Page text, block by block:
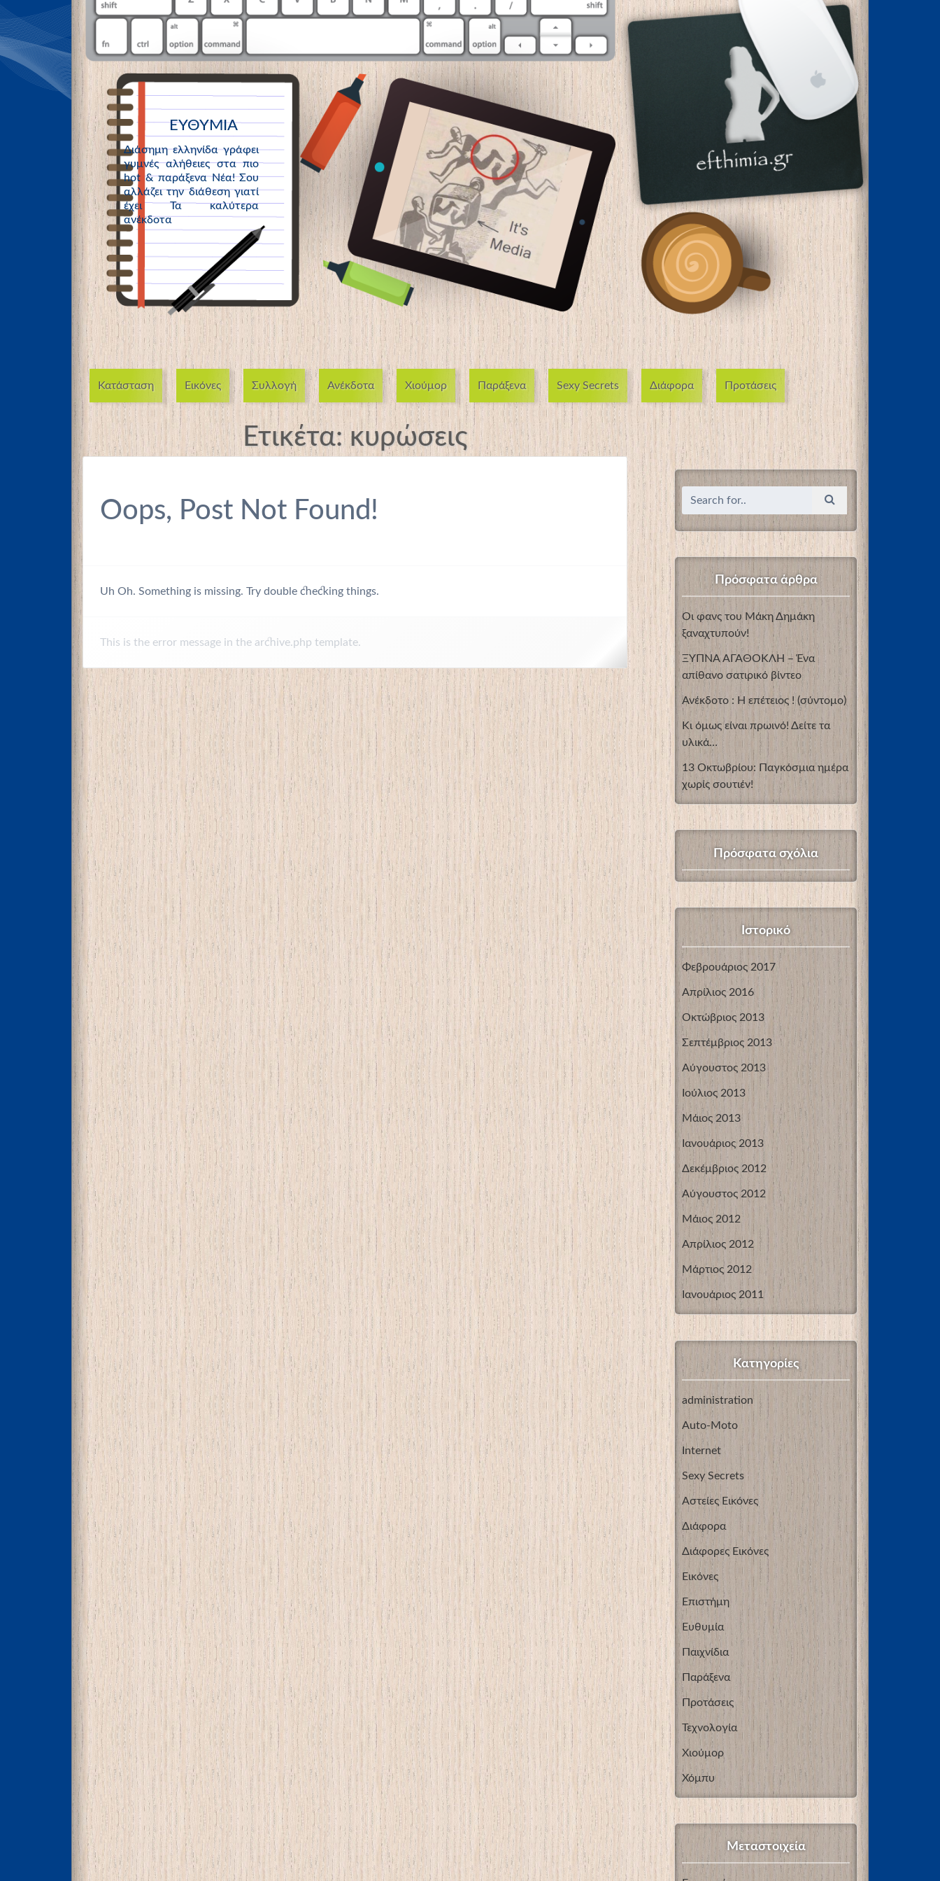
ΕΥΘΥΜΙΑ
Διάσημη ελληνίδα γράφει
γυμνές αλήθειες στα πιο
hot & παράξενα Νέα! Σου
αλλάζει την διάθεση γιατί
έχει Τα καλύτερα
ανέκδοτα
Κατάσταση Εικόνες Συλλογή Ανέκδοτα Χιούμορ Παράξενα Sexy Secrets Διάφορα Προτάσεις
Ετικέτα:κυρώσεις
Oops, Post Not Found!
Uh Oh. Something is missing. Try double checking things.
This is the error message in the archive.php template.
Πρόσφατα άρθρα
Οι φανς του Μάκη Δημάκη
ξαναχτυπούν!
ΞΥΠΝΑ ΑΓΑΘΟΚΛΗ – Ένα
απίθανο σατιρικό βίντεο
Ανέκδοτο : Η επέτειος ! (σύντομο)
Κι όμως είναι πρωινό! Δείτε τα
υλικά…
13 Οκτωβρίου: Παγκόσμια ημέρα
χωρίς σουτιέν!
Πρόσφατα σχόλια
Ιστορικό
Φεβρουάριος 2017
Απρίλιος 2016
Οκτώβριος 2013
Σεπτέμβριος 2013
Αύγουστος 2013
Ιούλιος 2013
Μάιος 2013
Ιανουάριος 2013
Δεκέμβριος 2012
Αύγουστος 2012
Μάιος 2012
Απρίλιος 2012
Μάρτιος 2012
Ιανουάριος 2011
Kατηγορίες
administration
Auto-Moto
Internet
Sexy Secrets
Αστείες Εικόνες
Διάφορα
Διάφορες Εικόνες
Εικόνες
Επιστήμη
Ευθυμία
Παιχνίδια
Παράξενα
Προτάσεις
Τεχνολογία
Χιούμορ
Χόμπυ
Μεταστοιχεία